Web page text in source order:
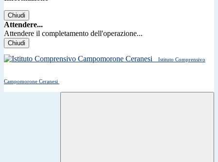
Chiudi
Attendere...
Attendere il completamento dell'operazione...
Chiudi
Istituto Comprensivo
Campomorone Ceranesi